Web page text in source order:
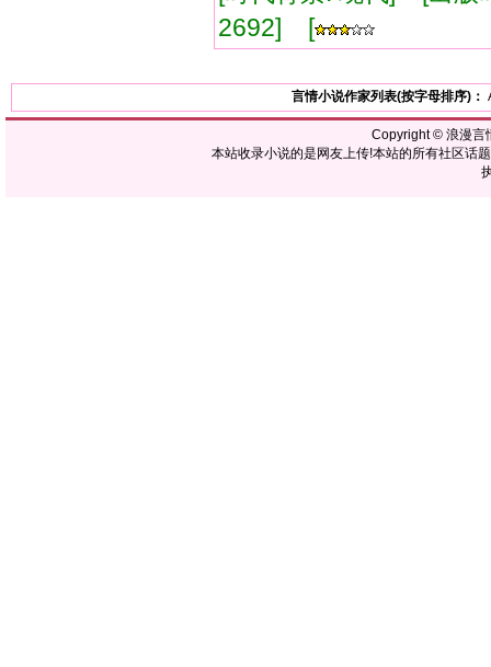
2692] [
言情小说作家列表(按字母排序)：
Copyright © 浪漫言
本站收录小说的是网友上传!本站的所有社区话